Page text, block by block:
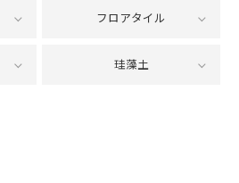
フロアタイル
珪藻土